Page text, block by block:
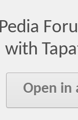
with
Open in